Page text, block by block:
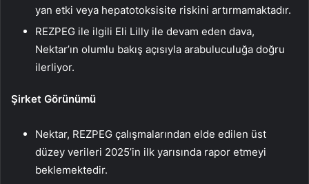
yan etki veya hepatotoksisite riskini artırmamaktadır.
REZPEG ile ilgili Eli Lilly ile devam eden dava,
Nektar’ın olumlu bakış açısıyla arabuluculuğa doğru
ilerliyor.
Şirket Görünümü
Nektar, REZPEG çalışmalarından elde edilen üst
düzey verileri 2025’in ilk yarısında rapor etmeyi
beklemektedir.